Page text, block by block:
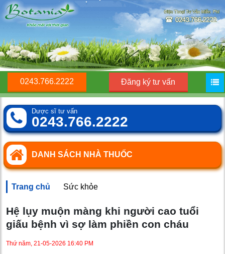
0243.766.2222 Đăng ký tư vấn
Dược sĩ tư vấn
0243.766.2222
DANH SÁCH NHÀ THUỐC
Trang chủ Sức khỏe
Hệ lụy muộn màng khi người cao tuổi
giấu bệnh vì sợ làm phiền con cháu
Thứ năm, 21-05-2026 16:40 PM